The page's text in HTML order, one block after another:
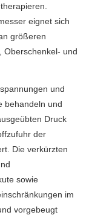
eignet sich
größeren
Oberschenkel- und
und
behandeln und
Druck
der
Die verkürzten
sowie
im
vorgebeugt